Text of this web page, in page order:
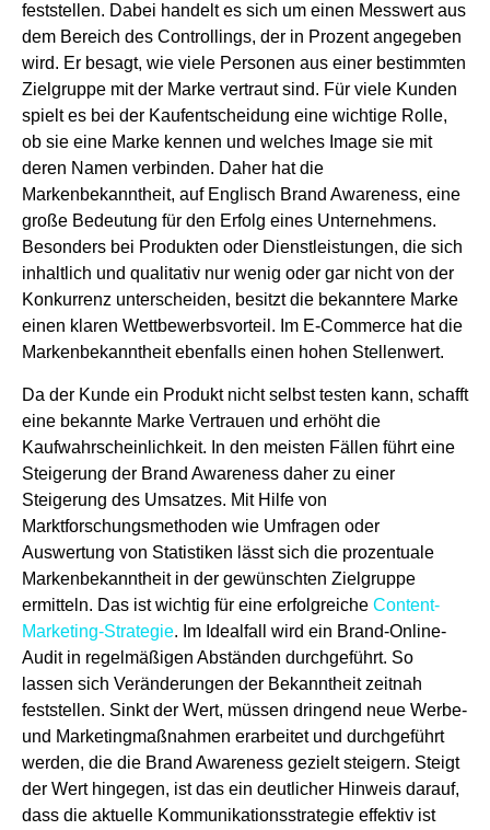
feststellen. Dabei handelt es sich um einen Messwert aus
dem Bereich des Controllings, der in Prozent angegeben
wird. Er besagt, wie viele Personen aus einer bestimmten
Zielgruppe mit der Marke vertraut sind. Für viele Kunden
spielt es bei der Kaufentscheidung eine wichtige Rolle,
ob sie eine Marke kennen und welches Image sie mit
deren Namen verbinden. Daher hat die
Markenbekanntheit, auf Englisch Brand Awareness, eine
große Bedeutung für den Erfolg eines Unternehmens.
Besonders bei Produkten oder Dienstleistungen, die sich
inhaltlich und qualitativ nur wenig oder gar nicht von der
Konkurrenz unterscheiden, besitzt die bekanntere Marke
einen klaren Wettbewerbsvorteil. Im E-Commerce hat die
Markenbekanntheit ebenfalls einen hohen Stellenwert.
Da der Kunde ein Produkt nicht selbst testen kann, schafft
eine bekannte Marke Vertrauen und erhöht die
Kaufwahrscheinlichkeit. In den meisten Fällen führt eine
Steigerung der Brand Awareness daher zu einer
Steigerung des Umsatzes. Mit Hilfe von
Marktforschungsmethoden wie Umfragen oder
Auswertung von Statistiken lässt sich die prozentuale
Markenbekanntheit in der gewünschten Zielgruppe
ermitteln. Das ist wichtig für eine erfolgreiche Content-
Marketing-Strategie. Im Idealfall wird ein Brand-Online-
Audit in regelmäßigen Abständen durchgeführt. So
lassen sich Veränderungen der Bekanntheit zeitnah
feststellen. Sinkt der Wert, müssen dringend neue Werbe-
und Marketingmaßnahmen erarbeitet und durchgeführt
werden, die die Brand Awareness gezielt steigern. Steigt
der Wert hingegen, ist das ein deutlicher Hinweis darauf,
dass die aktuelle Kommunikationsstrategie effektiv ist